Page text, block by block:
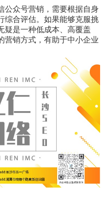
公众号营销，需要根据自身
综合评估。如果能够克服挑
疑是一种低成本、高覆盖
营销方式，有助于中小企业